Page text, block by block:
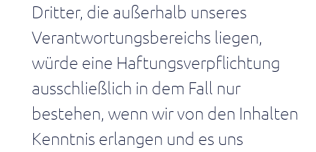
mit
Dots
MES
Alternative
klassischen
Systemen
Dritter, die außerhalb unseres
Verantwortungsbereichs liegen,
würde eine Haftungsverpflichtung
ausschließlich in dem Fall nur
bestehen, wenn wir von den Inhalten
Kenntnis erlangen und es uns